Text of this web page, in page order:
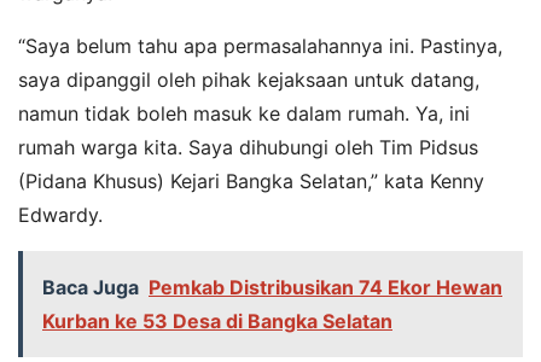
“Saya belum tahu apa permasalahannya ini. Pastinya,
saya dipanggil oleh pihak kejaksaan untuk datang,
namun tidak boleh masuk ke dalam rumah. Ya, ini
rumah warga kita. Saya dihubungi oleh Tim Pidsus
(Pidana Khusus) Kejari Bangka Selatan,” kata Kenny
Edwardy.
Baca Juga Pemkab Distribusikan 74 Ekor Hewan
Kurban ke 53 Desa di Bangka Selatan